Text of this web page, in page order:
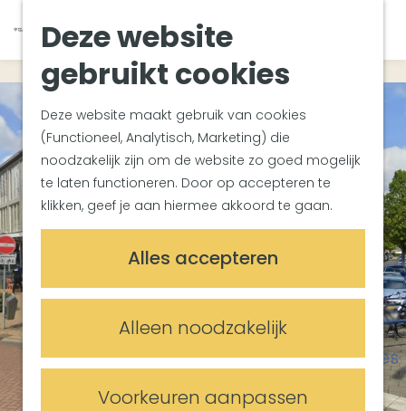
Deze website
gebruikt cookies
Deze website maakt gebruik van cookies
(Functioneel, Analytisch, Marketing) die
noodzakelijk zijn om de website zo goed mogelijk
te laten functioneren. Door op accepteren te
klikken, geef je aan hiermee akkoord te gaan.
Alles accepteren
Alleen noodzakelijk
Voorkeuren aanpassen
a
n
a
a
r
d
e
h
o
m
e
p
a
e
K
a
a
r
t
Z
o
e
k
e
n
M
e
u
Zuiderwaterlinie
Met groepen
Met kinderen
In de omgeving
Plan je bezoek
Bereikbaarheid
Overnachten
Plan op de kaart
Meetings & Events
Vergaderlocaties
Evenementenlocaties